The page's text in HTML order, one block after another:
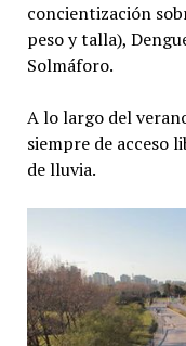
concientización
peso y talla),
Solmáforo.
A lo largo del
siempre de acceso
de lluvia.